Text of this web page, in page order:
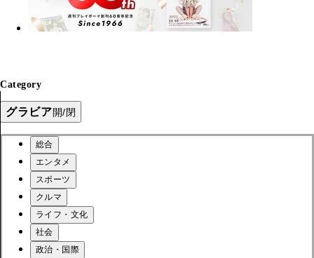
Category
グラビア開/閉
総合
エンタメ
スポーツ
クルマ
ライフ・文化
社会
政治・国際